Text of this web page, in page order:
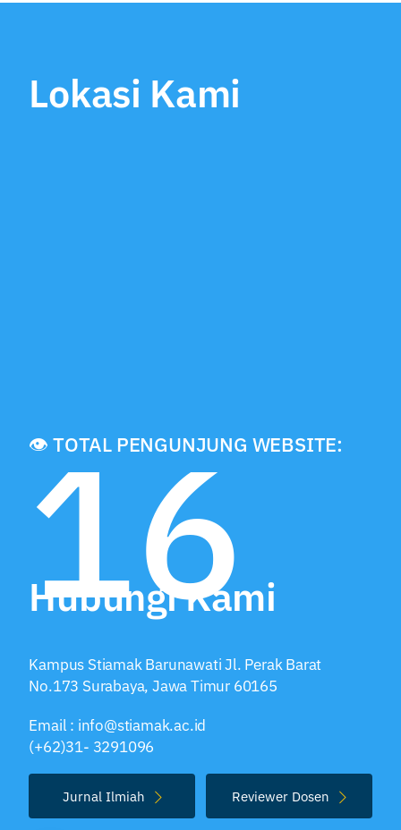
Lokasi Kami
👁️ TOTAL PENGUNJUNG WEBSITE:
16
Hubungi Kami
Kampus Stiamak Barunawati Jl. Perak Barat
No.173 Surabaya, Jawa Timur 60165
Email : info@stiamak.ac.id
(+62)31- 3291096
Jurnal Ilmiah Reviewer Dosen